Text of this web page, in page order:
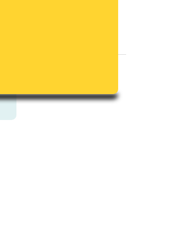
wrażliwych
Deklaracja dostępności